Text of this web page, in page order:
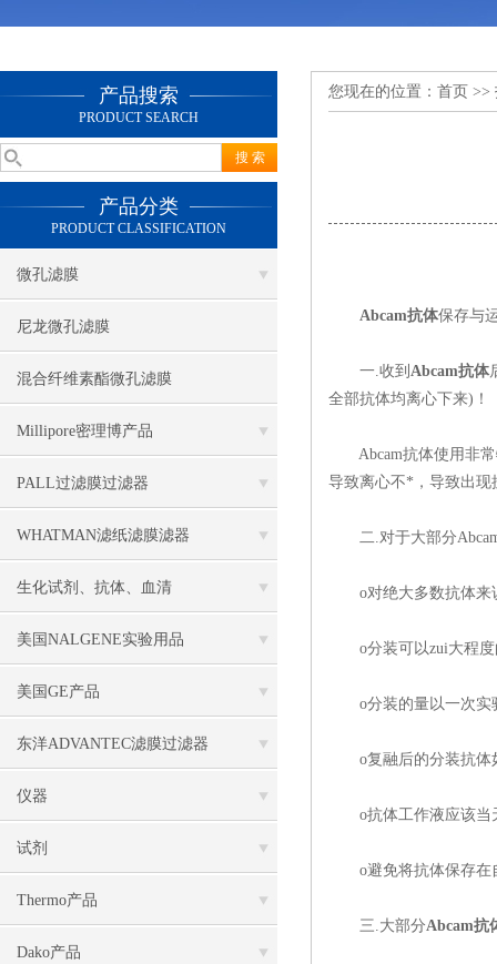
产品搜索
PRODUCT SEARCH
产品分类
PRODUCT CLASSIFICATION
微孔滤膜
尼龙微孔滤膜
混合纤维素酯微孔滤膜
Millipore密理博产品
PALL过滤膜过滤器
WHATMAN滤纸滤膜滤器
生化试剂、抗体、血清
美国NALGENE实验用品
美国GE产品
东洋ADVANTEC滤膜过滤器
仪器
试剂
Thermo产品
Dako产品
您现在的位置： 首页 >>
Abcam抗体保存与
一.收到 Abcam抗体
全部抗体均离心下来)！
Abcam抗体使用非常
导致离心不*，导致出现
二.对于大部分Abcam
o对绝大多数抗体来
o分装可以zui大程度
o分装的量以一次实验
o复融后的分装抗体
o抗体工作液应该当
o避免将抗体保存在
三.大部分Abcam抗